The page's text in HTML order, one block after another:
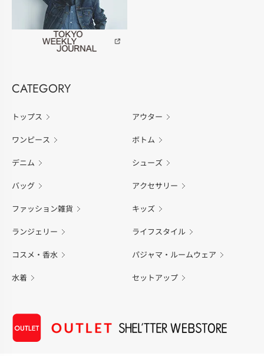
CATEGORY
トップス アウター
ワンピース ボトム
デニム シューズ
バッグ アクセサリー
ファッション雑貨 キッズ
ランジェリー ライフスタイル
コスメ・香水 パジャマ・ルームウェア
水着 セットアップ